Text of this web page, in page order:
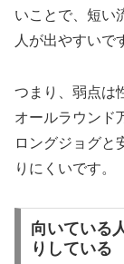
いことで、短い
人が出やすいで
つまり、弱点は
オールラウンド
ロングジョグと
りにくいです。
向いている
りしている